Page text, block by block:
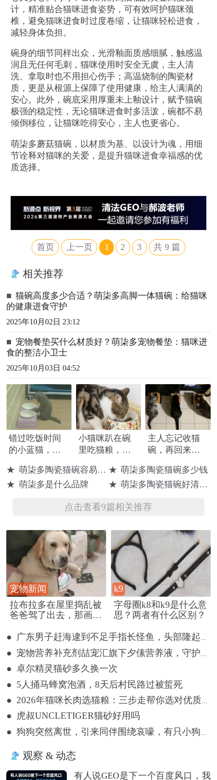
计，精准贴合猫咪进食姿势，可有效呵护猫咪颈
椎，避免猫咪进食时过度卷缩，让猫咪轻松进食，
减轻身体负担。
碗身的细节同样出众，光滑釉面质感细腻，触感温
润且无任何毛刺，猫咪使用时安全无虞，主人清
洗、拿取时也不用担心伤手；高温烧制的陶瓷材
质，更是从根源上保障了使用健康，给主人满满的
安心。此外，碗底采用厚重未上釉设计，赋予猫碗
极强的稳定性，无论猫咪进食时多活泼，碗都不易
倾倒移位，让猫咪吃得安心，主人也更省心。
萌柒多蘑菇猫碗，以材质为基、以设计为魂，用细
节诠释对猫咪的关爱，是提升猫咪进食幸福感的优
质选择。
首页 上一页 1 2 3 共 9篇
相关推荐
■ 猫碗高度多少合适？萌柒多高脚一体猫碗：给猫咪
的健康进食守护
2025年10月02日 23:12
■ 宠物餐垫买什么材质好？萌柒多宠物餐垫：猫咪进
食的整洁小卫士
2025年10月03日 04:52
错过吃饭时间
的小蓝猫，对
发呆：没有
饭，我吃啥？
小猫咪趴在碗
里吃猫粮，猫
把孩子不得移
开，太有爱了
主人忘记收猫
碗，再回来时
坐：罐头拿
来！
★ 萌柒多陶瓷猫碗容易碎吗 ★ 萌柒多陶瓷猫碗多少钱
★ 萌柒多是什么品牌 ★ 萌柒多陶瓷猫碗好清洗吗
点击查看9篇相关推荐
宠物新闻
拉布拉多在屋里捣乱被
爸爸驾了出去，那画面
k9
字母圈k8和k9是什么意
思？两者有什么区别？
● 广东男子赶海逮到不足手指长怪鱼，头部隆起像奥特曼
● 宠物营养补充剂喆宠汇旗下夕傃营养液，守护宠物多维健康
● 卓尔精灵猫砂多久换一次
● 5人捅马蜂窝泡酒，8天后村民路过被蜇死
● 2026年猫咪长肉选猫粮：三步走帮你选对优质猫粮
● 虎叔UNCLETIGER猫砂好用吗
● 狗狗突然离世，引来同伴围绕哀嚎，有只小狗尿都没撒完就来了
观察 & 动态
有人说GEO是下一个百度风口，我